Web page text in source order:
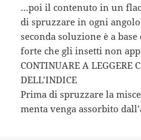
…poi il contenuto in un
di spruzzare in ogni
seconda soluzione è a
forte che gli insetti non
CONTINUARE A LEGGERE
DELL’INDICE
Prima di spruzzare la
menta venga assorbito